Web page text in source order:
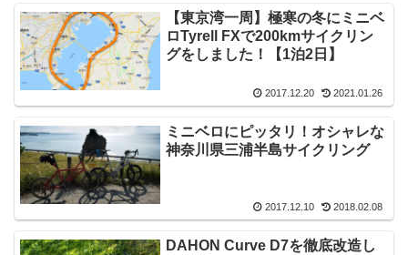
【東京湾一周】極寒の冬にミニベ
ロTyrell FXで200kmサイクリン
グをしました！【1泊2日】
2017.12.20 2021.01.26
ミニベロにピッタリ！オシャレな
神奈川県三浦半島サイクリング
2017.12.10 2018.02.08
DAHON Curve D7を徹底改造し